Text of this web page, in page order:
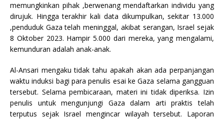
memungkinkan pihak ,berwenang mendaftarkan individu yang
dirujuk. Hingga terakhir kali data dikumpulkan, sekitar 13.000
,penduduk Gaza telah meninggal, akibat serangan, Israel sejak
8 Oktober 2023. Hampir 5.000 dari mereka, yang mengalami,
kemunduran adalah anak-anak.
Al-Ansari mengaku tidak tahu apakah akan ada perpanjangan
waktu induksi bagi para penulis esai ke Gaza selama gangguan
tersebut. Selama pembicaraan, materi ini tidak diperiksa. Izin
penulis untuk mengunjungi Gaza dalam arti praktis telah
terputus sejak Israel mengincar wilayah tersebut. Laporan